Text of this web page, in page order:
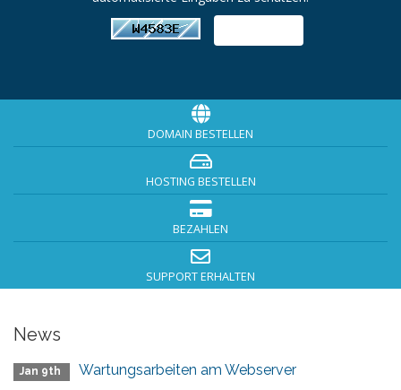
DOMAIN BESTELLEN
HOSTING BESTELLEN
BEZAHLEN
SUPPORT ERHALTEN
News
Jan 9th Wartungsarbeiten am Webserver